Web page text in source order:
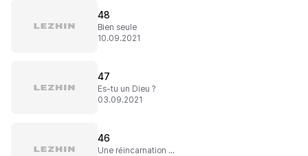
48
Bien seule
10.09.2021
47
Es-tu un Dieu ?
03.09.2021
46
Une réincarnation pas comme les autres